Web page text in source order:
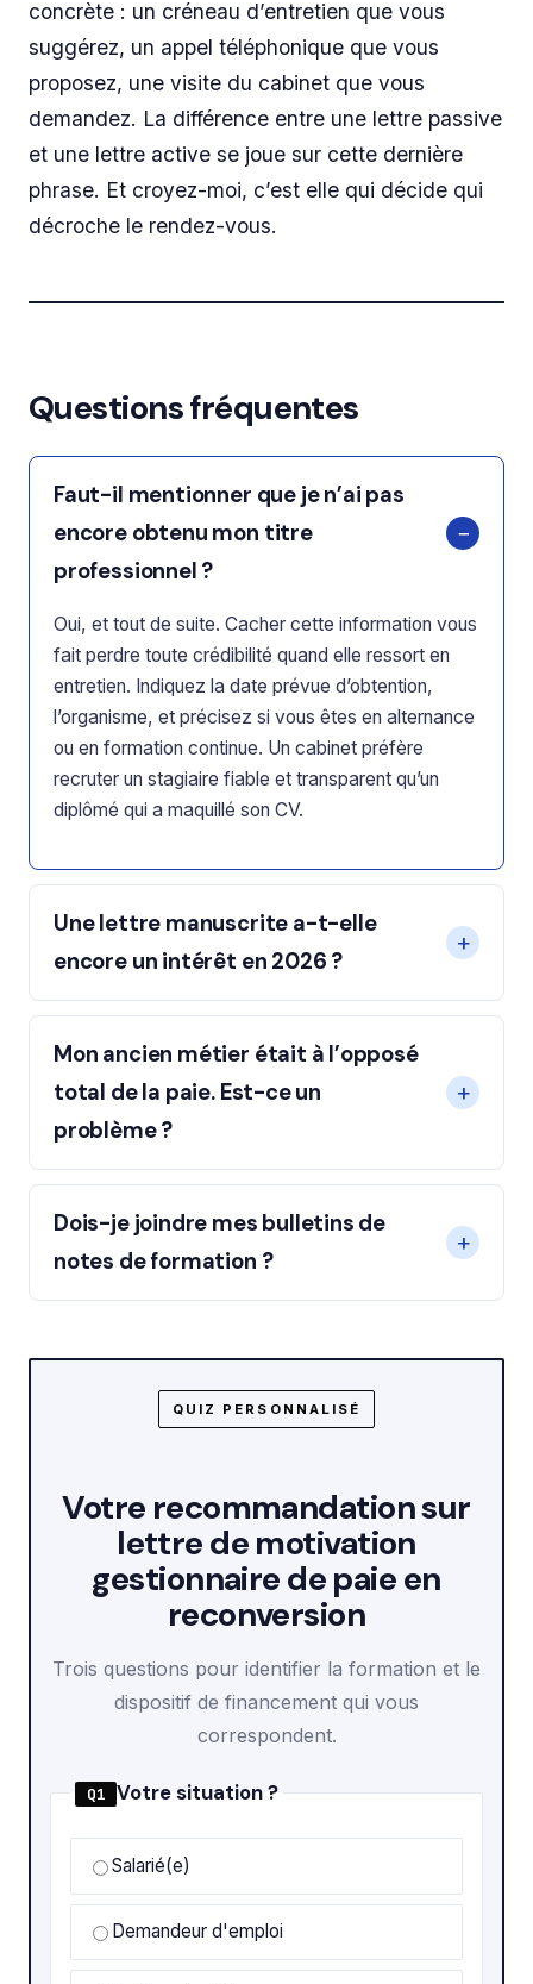
concrète : un créneau d’entretien que vous
suggérez, un appel téléphonique que vous
proposez, une visite du cabinet que vous
demandez. La différence entre une lettre passive
et une lettre active se joue sur cette dernière
phrase. Et croyez-moi, c’est elle qui décide qui
décroche le rendez-vous.
Questions fréquentes
Faut-il mentionner que je n’ai pas
encore obtenu mon titre
professionnel ?
Oui, et tout de suite. Cacher cette information vous
fait perdre toute crédibilité quand elle ressort en
entretien. Indiquez la date prévue d’obtention,
l’organisme, et précisez si vous êtes en alternance
ou en formation continue. Un cabinet préfère
recruter un stagiaire fiable et transparent qu’un
diplômé qui a maquillé son CV.
Une lettre manuscrite a-t-elle
encore un intérêt en 2026 ?
Mon ancien métier était à l’opposé
total de la paie. Est-ce un
problème ?
Dois-je joindre mes bulletins de
notes de formation ?
QUIZ PERSONNALISÉ
Votre recommandation sur
lettre de motivation
gestionnaire de paie en
reconversion
Trois questions pour identifier la formation et le
dispositif de financement qui vous
correspondent.
Q1 Votre situation ?
Salarié(e)
Demandeur d'emploi